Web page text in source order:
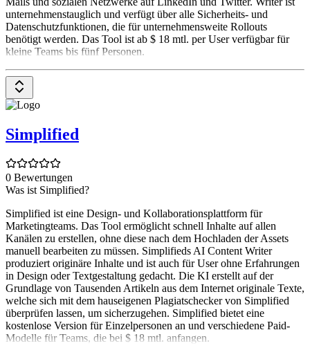
unternehmenstauglich und verfügt über alle Sicherheits- und
Datenschutzfunktionen, die für unternehmensweite Rollouts
benötigt werden. Das Tool ist ab $ 18 mtl. per User verfügbar für
kleine Teams bis fünf Personen.
Simplified
0 Bewertungen
Was ist Simplified?
Simplified ist eine Design- und Kollaborationsplattform für
Marketingteams. Das Tool ermöglicht schnell Inhalte auf allen
Kanälen zu erstellen, ohne diese nach dem Hochladen der Assets
manuell bearbeiten zu müssen. Simplifieds AI Content Writer
produziert originäre Inhalte und ist auch für User ohne Erfahrungen
in Design oder Textgestaltung gedacht. Die KI erstellt auf der
Grundlage von Tausenden Artikeln aus dem Internet originale Texte,
welche sich mit dem hauseigenen Plagiatschecker von Simplified
überprüfen lassen, um sicherzugehen. Simplified bietet eine
kostenlose Version für Einzelpersonen an und verschiedene Paid-
Modelle für Teams, die bei $ 18 mtl. anfangen.